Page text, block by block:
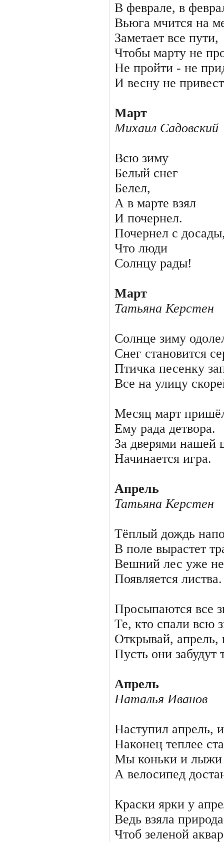
В феврале, в
Вьюга мчится на
Заметает все пути,
Чтобы марту не
Не пройти - не
И весну не
Март
Михаил Садовский
Всю зиму
Белый снег
Белел,
А в марте взял
И почернел.
Почернел с
Что люди
Солнцу рады!
Март
Татьяна Керстен
Солнце зиму
Снег становится
Птичка песенку
Все на улицу
Месяц март
Ему рада детвора.
За дверями нашей
Начинается игра.
Апрель
Татьяна Керстен
Тёплый дождь
В поле вырастет
Вешний лес уже
Появляется листва.
Просыпаются все
Те, кто спали всю
Открывай, апрель,
Пусть они забудут
Апрель
Наталья Иванов
Наступил апрель,
Наконец теплее
Мы коньки и лыжи
А велосипед
Краски ярки у
Ведь взяла
Чтоб зеленой